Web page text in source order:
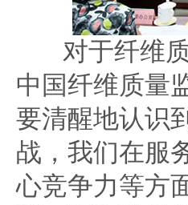
对于纤维
中国纤维质量
要清醒地认识
战，我们在服
心竞争力等方